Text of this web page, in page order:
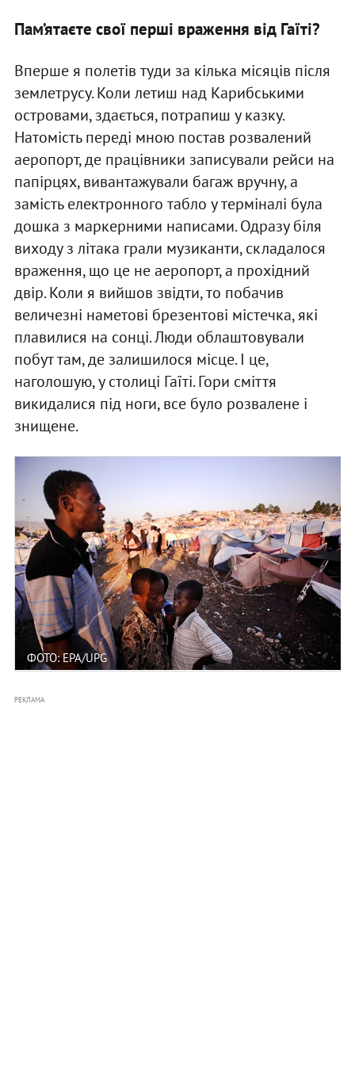
Пам’ятаєте свої перші враження від Гаїті?
Вперше я полетів туди за кілька місяців після
землетрусу. Коли летиш над Карибськими
островами, здається, потрапиш у казку.
Натомість переді мною постав розвалений
аеропорт, де працівники записували рейси на
папірцях, вивантажували багаж вручну, а
замість електронного табло у терміналі була
дошка з маркерними написами. Одразу біля
виходу з літака грали музиканти, складалося
враження, що це не аеропорт, а прохідний
двір. Коли я вийшов звідти, то побачив
величезні наметові брезентові містечка, які
плавилися на сонці. Люди облаштовували
побут там, де залишилося місце. І це,
наголошую, у столиці Гаїті. Гори сміття
викидалися під ноги, все було розвалене і
знищене.
ФОТО: EPA/UPG
РЕКЛАМА